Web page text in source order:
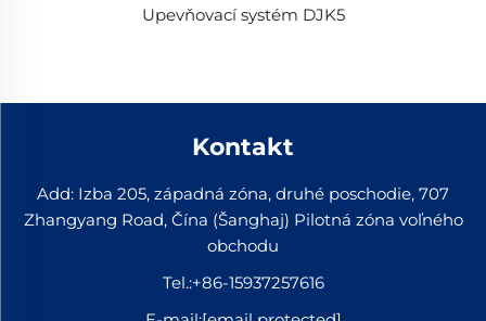
Upevňovací systém DJK5
Kontakt
Add: Izba 205, západná zóna, druhé poschodie, 707
Zhangyang Road, Čína (Šanghaj) Pilotná zóna voľného
obchodu
Tel.:+86-15937257616